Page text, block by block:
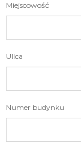
Miejscowość
Ulica
Numer budynku